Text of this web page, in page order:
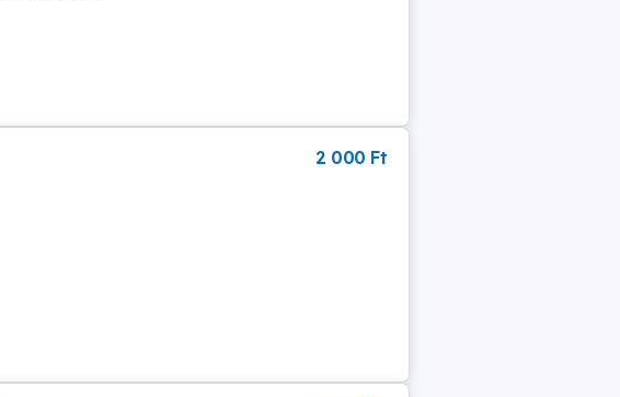
2 000 Ft